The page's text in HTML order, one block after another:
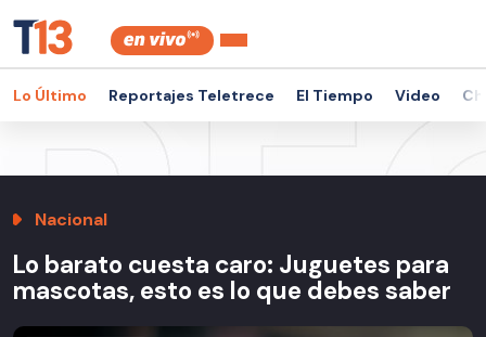
Lo Último Reportajes Teletrece El Tiempo Video
Nacional
Lo barato cuesta caro: Juguetes para
mascotas, esto es lo que debes saber